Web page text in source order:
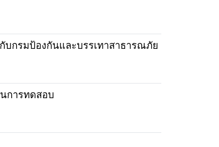
บกรมป้องกันและบรรเทาสาธารณภัย
การทดสอบ